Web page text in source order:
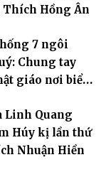
Hồng Ân
7 ngôi
Chung tay
giáo nơi biển
Linh Quang
Húy kị lần thứ
Nhuận Hiền